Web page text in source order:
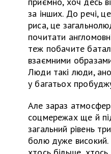
за інших. До речі,
риса, це
почитати
теж побачите
взаємними
Люди такі люди,
у багатьох
Але зараз
соцмережах ще й
загальний рівень
болю дуже високий.